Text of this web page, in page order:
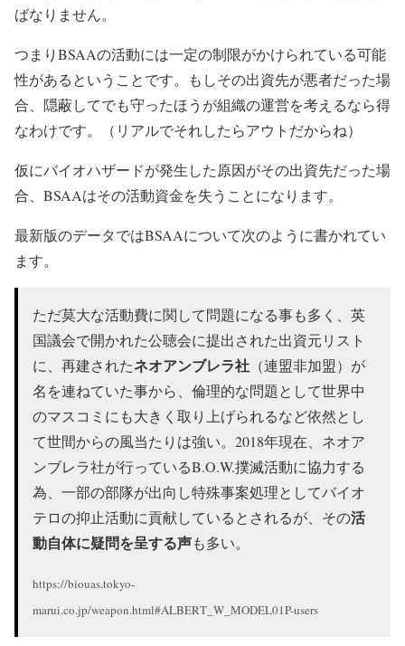
ばなりません。
つまりBSAAの活動には一定の制限がかけられている可能
性があるということです。もしその出資先が悪者だった場
合、隠蔽してでも守ったほうが組織の運営を考えるなら得
なわけです。（リアルでそれしたらアウトだからね）
仮にバイオハザードが発生した原因がその出資先だった場
合、BSAAはその活動資金を失うことになります。
最新版のデータではBSAAについて次のように書かれてい
ます。
ただ莫大な活動費に関して問題になる事も多く、英
国議会で開かれた公聴会に提出された出資元リスト
に、再建されたネオアンブレラ社 （連盟非加盟）が
名を連ねていた事から、倫理的な問題として世界中
のマスコミにも大きく取り上げられるなど依然とし
て世間からの風当たりは強い。2018年現在、ネオア
ンブレラ社が行っているB.O.W.撲滅活動に協力する
為、一部の部隊が出向し特殊事案処理としてバイオ
テロの抑止活動に貢献しているとされるが、その活
動自体に疑問を呈する声も多い。
https://biouas.tokyo-
marui.co.jp/weapon.html#ALBERT_W_MODEL01P-users